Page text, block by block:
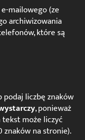
mailowego (ze
archiwizowania
które są
podaj liczbę znaków
, ponieważ
może liczyć
znaków na stronie).